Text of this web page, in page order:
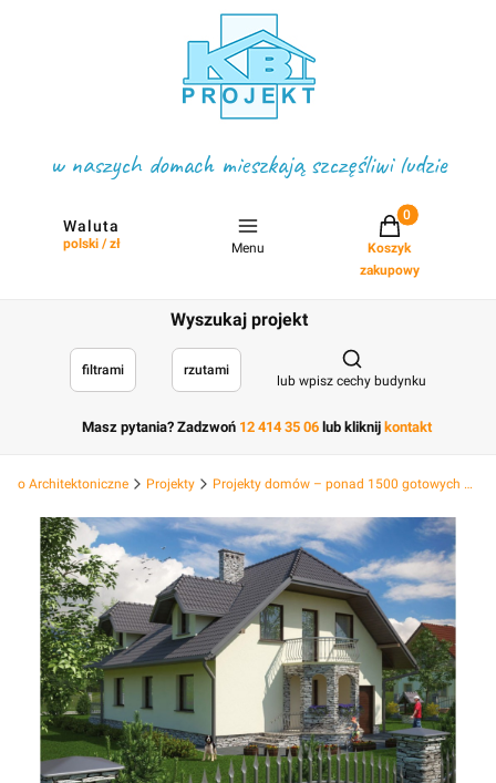
w naszych domach mieszkają szczęśliwi ludzie
Waluta
polski / zł Menu
Projekty w
Koszyk
zakupowy
Wyszukaj projekt
filtrami rzutami
Otwórz
lub wpisz cechy budynku
Masz pytania? Zadzwoń 12 414 35 06 lub kliknij kontakt
Architektoniczne Projekty Projekty domów – ponad 1500 gotowych projektów